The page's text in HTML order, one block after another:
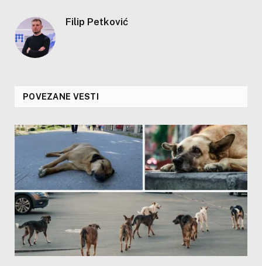
Filip Petković
POVEZANE VESTI